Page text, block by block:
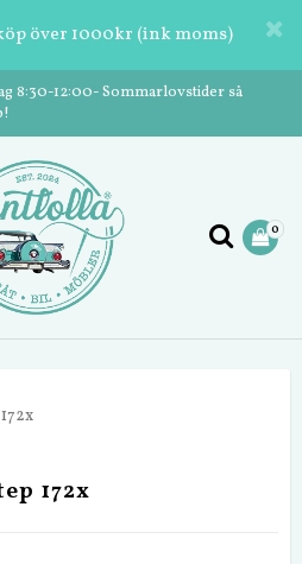
över 1000kr (ink moms)
8:30-12:00- Sommarlovstider så
0
172x